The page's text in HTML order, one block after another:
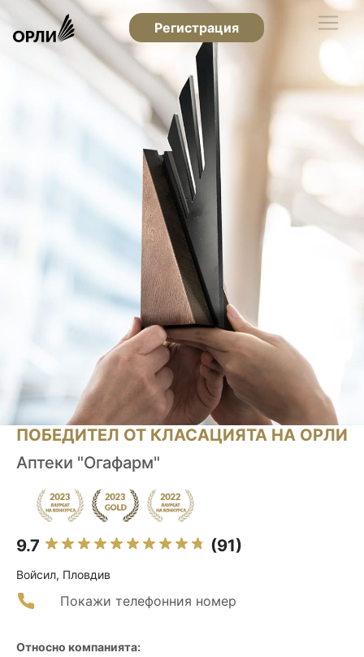
Регистрация
ПОБЕДИТЕЛ ОТ КЛАСАЦИЯТА НА ОРЛИ
Аптеки "Огафарм"
9.7 (91)
Войсил, Пловдив
Покажи телефонния номер
Относно компанията: